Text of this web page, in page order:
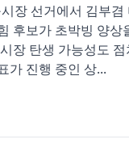
장 선거에서 김부
후보가 초박빙 양상
장 탄생 가능성도
가 진행 중인 상...